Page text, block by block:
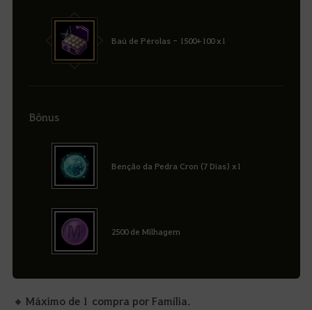
Baú de Pérolas - 1500+100 x1
Bônus
Benção da Pedra Cron (7 Dias) x1
2500 de Milhagem
Máximo de 1 compra por Família.